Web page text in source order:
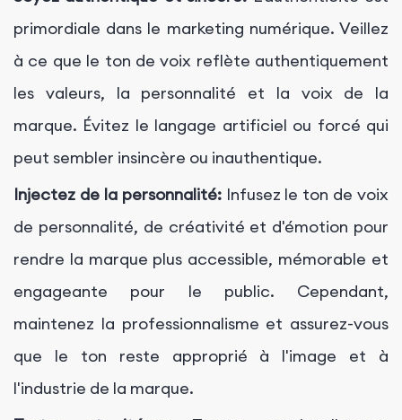
primordiale dans le marketing numérique. Veillez
à ce que le ton de voix reflète authentiquement
les valeurs, la personnalité et la voix de la
marque. Évitez le langage artificiel ou forcé qui
peut sembler insincère ou inauthentique.
Injectez de la personnalité:Infusez le ton de voix
de personnalité, de créativité et d'émotion pour
rendre la marque plus accessible, mémorable et
engageante pour le public. Cependant,
maintenez la professionnalisme et assurez-vous
que le ton reste approprié à l'image et à
l'industrie de la marque.